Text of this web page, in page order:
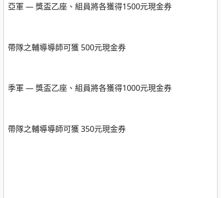
亞軍 —獎盃乙座、組員將各獲得1500元現金券
帶隊之輔導導師可獲 500元現金券
季軍 —獎盃乙座、組員將各獲得1000元現金券
帶隊之輔導導師可獲350元現金券